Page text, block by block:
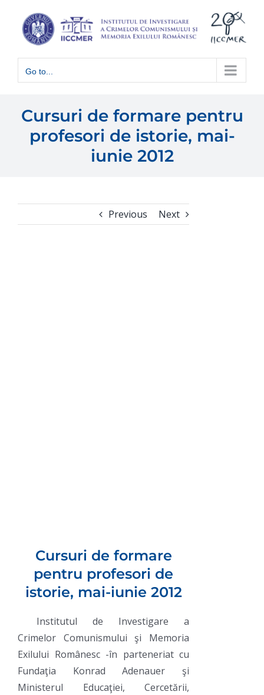
content
Go to...
Cursuri de formare pentru
profesori de istorie, mai-
iunie 2012
Previous Next
Cursuri de formare
pentru profesori de
istorie, mai-iunie 2012
Institutul de Investigare a
Crimelor Comunismului şi Memoria
Exilului Românesc -în parteneriat cu
Fundaţia Konrad Adenauer şi
Ministerul Educaţiei, Cercetării,